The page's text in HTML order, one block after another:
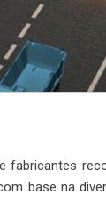
base na